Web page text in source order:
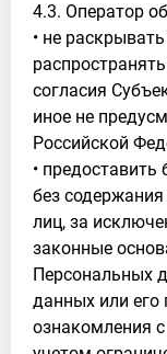
4.3. Оператор
• не
согласия
иное не
Российской
•
без
лиц, за
законные
Персональных
данных или его
ознакомления